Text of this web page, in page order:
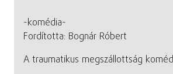
-komédia-
Fordította: Bognár Róbert
A traumatikus megszállottság